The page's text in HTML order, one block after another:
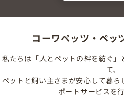
コーワペッツ・ペッ
私たちは「人とペットの絆を紡ぐ
て、
ペットと飼い主さまが安心して暮
ポートサービスを